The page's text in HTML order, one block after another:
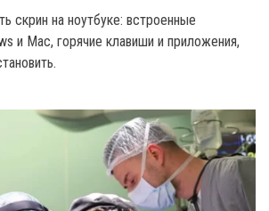
скрин на ноутбуке: встроенные
и Mac, горячие клавиши и приложения,